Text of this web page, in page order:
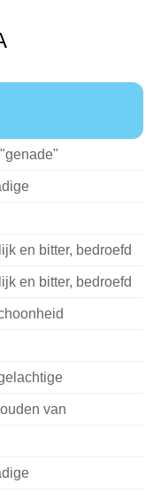
en bitter, bedroefd
en bitter, bedroefd
van